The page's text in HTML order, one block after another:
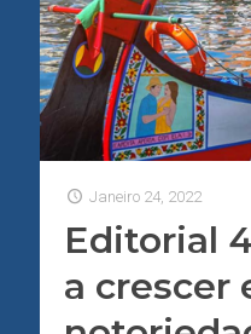
Janeiro 24, 2022
Editorial
a crescer